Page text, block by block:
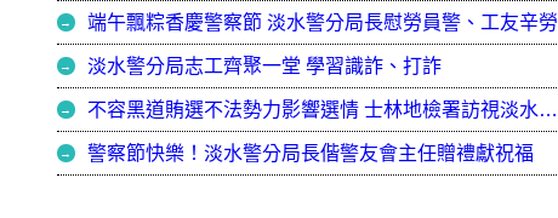
端午飄粽香慶警察節 淡水警分局長慰勞員警、工友辛勞
淡水警分局志工齊聚一堂 學習識詐、打詐
不容黑道賄選不法勢力影響選情 士林地檢署訪視淡水警分局攜手查賄制暴
警察節快樂！淡水警分局長偕警友會主任贈禮獻祝福